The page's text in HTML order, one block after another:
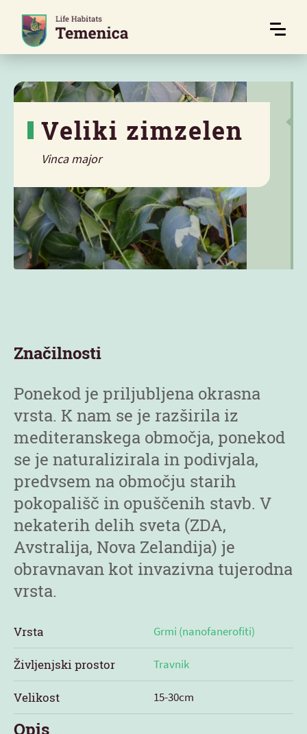
Veliki zimzelen
Vinca major
Značilnosti
Ponekod je priljubljena okrasna
vrsta. K nam se je razširila iz
mediteranskega območja, ponekod
se je naturalizirala in podivjala,
predvsem na območju starih
pokopališč in opuščenih stavb. V
nekaterih delih sveta (ZDA,
Avstralija, Nova Zelandija) je
obravnavan kot invazivna tujerodna
vrsta.
Vrsta Grmi (nanofanerofiti)
Življenjski prostor Travnik
Velikost 15-30cm
Opis